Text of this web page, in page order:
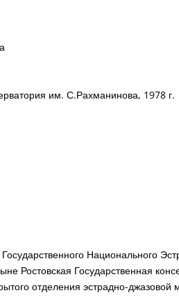
им. С.Рахманинова, 1978 г.
Национального
Ростовская Государственная
отделения эстрадно-